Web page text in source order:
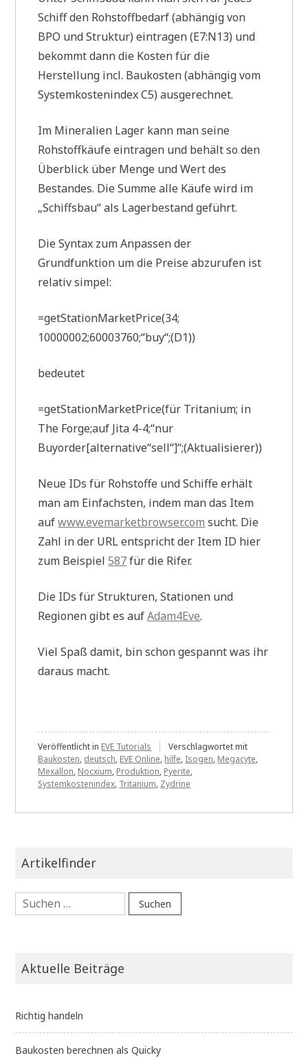
Schiff den Rohstoffbedarf (abhängig von
BPO und Struktur) eintragen (E7:N13) und
bekommt dann die Kosten für die
Herstellung incl. Baukosten (abhängig vom
Systemkostenindex C5) ausgerechnet.
Im Mineralien Lager kann man seine
Rohstoffkäufe eintragen und behält so den
Überblick über Menge und Wert des
Bestandes. Die Summe alle Käufe wird im
„Schiffsbau“ als Lagerbestand geführt.
Die Syntax zum Anpassen der
Grundfunktion um die Preise abzurufen ist
relativ simpel:
=getStationMarketPrice(34;
10000002;60003760;“buy“;(D1))
bedeutet
=getStationMarketPrice(für Tritanium; in
The Forge;auf Jita 4-4;“nur
Buyorder[alternative“sell“]“;(Aktualisierer))
Neue IDs für Rohstoffe und Schiffe erhält
man am Einfachsten, indem man das Item
aufwww.evemarketbrowser.com sucht. Die
Zahl in der URL entspricht der Item ID hier
zum Beispiel587für die Rifer.
Die IDs für Strukturen, Stationen und
Regionen gibt es aufAdam4Eve.
Viel Spaß damit, bin schon gespannt was ihr
daraus macht.
Veröffentlicht in EVE Tutorials
Verschlagwortet mit
Baukosten, deutsch, EVE Online, hilfe, Isogen, Megacyte,
Mexallon, Nocxium, Produktion, Pyerite,
Systemkostenindex, Tritanium, Zydrine
Artikelfinder
Suchen
nach:
Aktuelle Beiträge
Richtig handeln
Baukosten berechnen als Quicky